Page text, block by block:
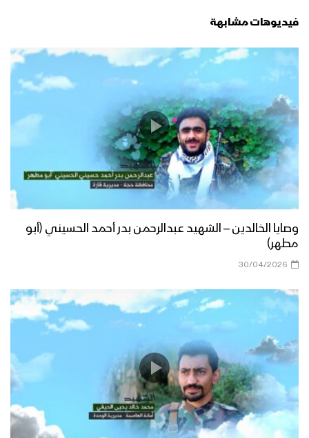
فيديوهات مشابهة
وصايا الخالدين – الشهيد عبدالرحمن بدر أحمد الحسيني (أبو
مطهر)
30/04/2026